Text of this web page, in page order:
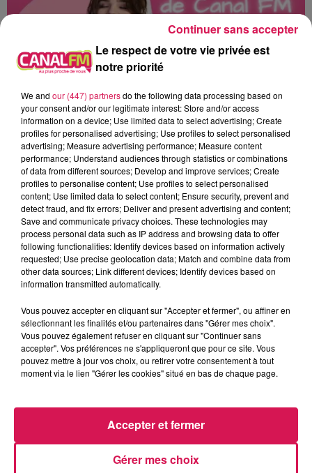
0h00 - 6h00
Les hits de Canal FM
21h56
21h56
FOSTER THE PEOPLE
Pumped Up Kicks
21h53
21h53
BEBE REXHA
Sad Girls
21h45
21h45
FOOL'S GARDEN
Lemon Tree
LES ARTICLES LES PLUS CONSULTÉS
CHALEUR ET RISQUE
D'ORAGES CE LUNDI EN
Le respect de votre vie privée est
notre priorité
We and our (447) partnersdo the following data processing based on
your consent and/or our legitimate interest: Store and/or access
information on a device; Use limited data to select advertising; Create
profiles for personalised advertising; Use profiles to select personalised
advertising; Measure advertising performance; Measure content
performance; Understand audiences through statistics or combinations
of data from different sources; Develop and improve services; Create
profiles to personalise content; Use profiles to select personalised
content; Use limited data to select content; Ensure security, prevent and
detect fraud, and fix errors; Deliver and present advertising and content;
Save and communicate privacy choices. These technologies may
process personal data such as IP address and browsing data to offer
following functionalities: Identify devices based on information actively
requested; Use precise geolocation data; Match and combine data from
other data sources; Link different devices; Identify devices based on
information transmitted automatically.
Vous pouvez accepter en cliquant sur "Accepter et fermer", ou affiner en
sélectionnant les finalités et/ou partenaires dans "Gérer mes choix".
Vous pouvez également refuser en cliquant sur "Continuer sans
accepter". Vos préférences ne s'appliqueront que pour ce site. Vous
pouvez mettre à jour vos choix, ou retirer votre consentement à tout
moment via le lien "Gérer les cookies" situé en bas de chaque page.
Gérer mes choix
Accepter et fermer
Continuer sans accepter